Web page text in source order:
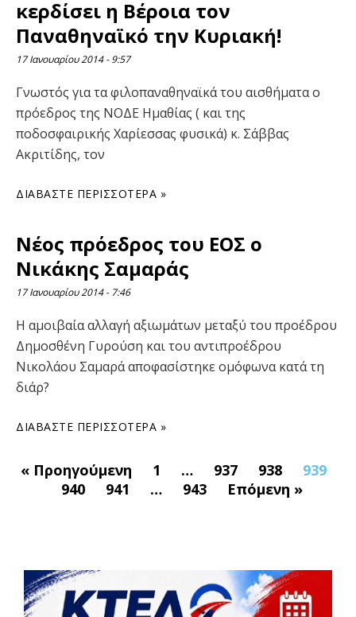
κερδίσει η Βέροια τον
Παναθηναϊκό την Κυριακή!
17 Ιανουαρίου 2014 9:57
Γνωστός για τα φιλοπαναθηναϊκά του αισθήματα ο
πρόεδρος της ΝΟΔΕ Ημαθίας ( και της
ποδοσφαιρικής Χαρίεσσας φυσικά) κ. Σάββας
Ακριτίδης, τον
ΔΙΑΒΆΣΤΕ ΠΕΡΙΣΣΌΤΕΡΑ »
Νέος πρόεδρος του ΕΟΣ ο
Νικάκης Σαμαράς
17 Ιανουαρίου 2014 7:46
Η αμοιβαία αλλαγή αξιωμάτων μεταξύ του προέδρου
Δημοσθένη Γυρούση και του αντιπροέδρου
Νικολάου Σαμαρά αποφασίστηκε ομόφωνα κατά τη
διάρ?
ΔΙΑΒΆΣΤΕ ΠΕΡΙΣΣΌΤΕΡΑ »
« Προηγούμενη 1 … 937 938
939
940
941 … 943 Επόμενη »